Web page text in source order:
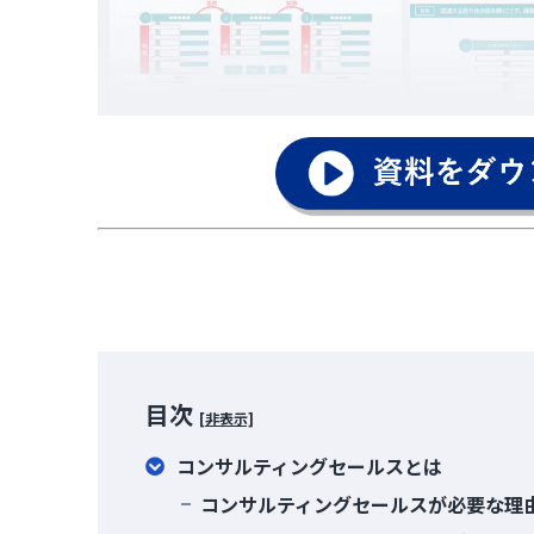
目次 [非表示]
コンサルティングセールスとは
コンサルティングセールスが必要な理